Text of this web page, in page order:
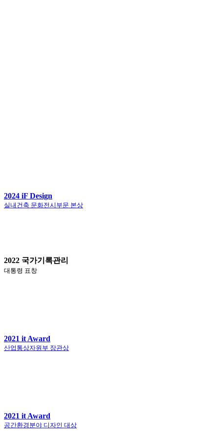
2024 iF Design
실내건축 문화전시부문 본상
2022 국가기록관리
대통령 표창
2021 it Award
산업통상자원부 장관상
2021 it Award
공간환경분야 디자인 대상